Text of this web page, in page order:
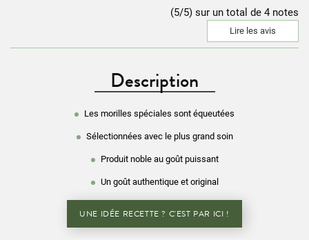
(5/5) sur un total de 4 notes
Lire les avis
Description
Les morilles spéciales sont équeutées
Sélectionnées avec le plus grand soin
Produit noble au goût puissant
Un goût authentique et original
UNE IDÉE RECETTE ? C'EST PAR ICI !